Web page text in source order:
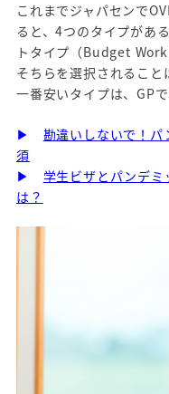
これまでジャパセンで
ると、4つのタイプがあ
トタイプ（Budget
そちらを選択されるこ
一番安いタイプは、GP
▶
勘違いしないで！パ
須
▶
学生ビザとパンデミ
は？